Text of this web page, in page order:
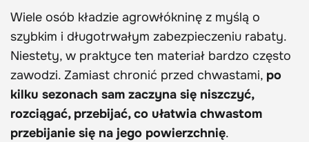
Wiele osób kładzie agrowłókninę z myślą o
szybkim i długotrwałym zabezpieczeniu rabaty.
Niestety, w praktyce ten materiał bardzo często
zawodzi. Zamiast chronić przed chwastami, po
kilku sezonach sam zaczyna się niszczyć,
rozciągać, przebijać, co ułatwia chwastom
przebijanie się na jego powierzchnię.